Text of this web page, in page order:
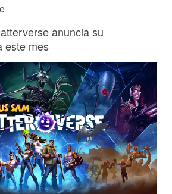
anuncia su
este mes